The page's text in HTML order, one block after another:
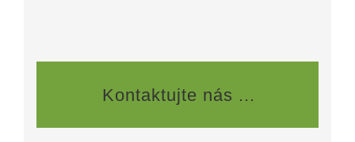
Kontaktujte nás ...